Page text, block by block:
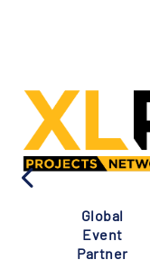
Global
Event
Partner